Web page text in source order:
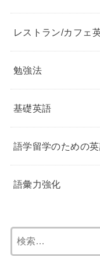
レストラン/カフェ
勉強法
基礎英語
語学留学のための
語彙力強化